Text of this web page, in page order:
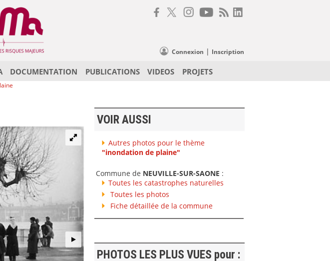
Connexion | Inscription
DOCUMENTATION PUBLICATIONS VIDEOS PROJETS
VOIR AUSSI
Autres photos pour le thème
"inondation de plaine"
Commune de NEUVILLE-SUR-SAONE :
Toutes les catastrophes naturelles
Toutes les photos
Fiche détaillée de la commune
PHOTOS LES PLUS VUES pour :